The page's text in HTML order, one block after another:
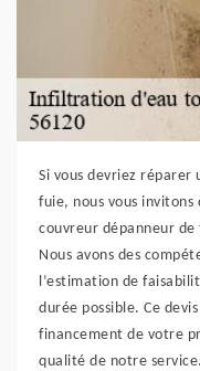
Si vous devriez
fuie, nous vous invitons
couvreur dépanneur
Nous avons des
l’estimation de
durée possible. Ce
financement de votre
qualité de notre